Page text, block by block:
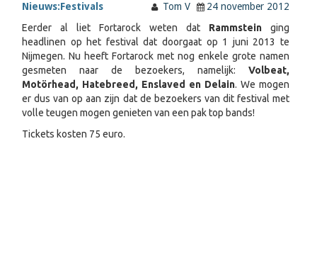
Nieuws:Festivals Tom V
24 november 2012
Eerder al liet Fortarock weten dat Rammstein ging
headlinen op het festival dat doorgaat op 1 juni 2013 te
Nijmegen. Nu heeft Fortarock met nog enkele grote namen
gesmeten naar de bezoekers, namelijk: Volbeat,
Motörhead, Hatebreed, Enslaved en Delain. We mogen
er dus van op aan zijn dat de bezoekers van dit festival met
volle teugen mogen genieten van een pak top bands!
Tickets kosten 75 euro.